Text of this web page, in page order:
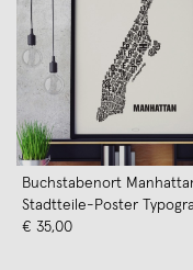
Buchstabenort
Stadtteile-Poster
Siebdruck
€ 35,00